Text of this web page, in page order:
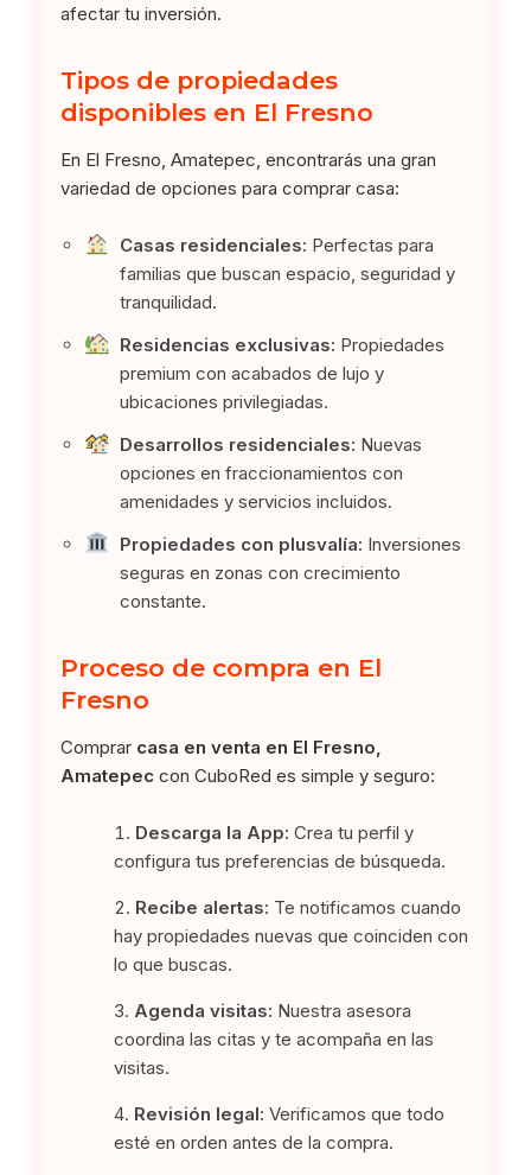
afectar tu inversión.
Tipos de propiedades
disponibles en El Fresno
En El Fresno, Amatepec, encontrarás una gran
variedad de opciones para comprar casa:
Casas residenciales: Perfectas para
familias que buscan espacio, seguridad y
tranquilidad.
Residencias exclusivas: Propiedades
premium con acabados de lujo y
ubicaciones privilegiadas.
Desarrollos residenciales: Nuevas
opciones en fraccionamientos con
amenidades y servicios incluidos.
Propiedades con plusvalía: Inversiones
seguras en zonas con crecimiento
constante.
Proceso de compra en El
Fresno
Comprar casa en venta en El Fresno,
Amatepec con CuboRed es simple y seguro:
Descarga la App: Crea tu perfil y
configura tus preferencias de búsqueda.
Recibe alertas: Te notificamos cuando
hay propiedades nuevas que coinciden con
lo que buscas.
Agenda visitas: Nuestra asesora
coordina las citas y te acompaña en las
visitas.
Revisión legal: Verificamos que todo
esté en orden antes de la compra.